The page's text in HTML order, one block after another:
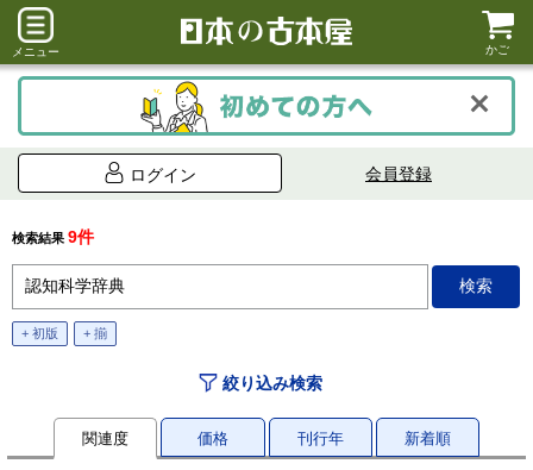
メニュー かご
ログイン 会員登録
検索結果 9件
+ 初版 + 揃
絞り込み検索
関連度 価格 刊行年 新着順